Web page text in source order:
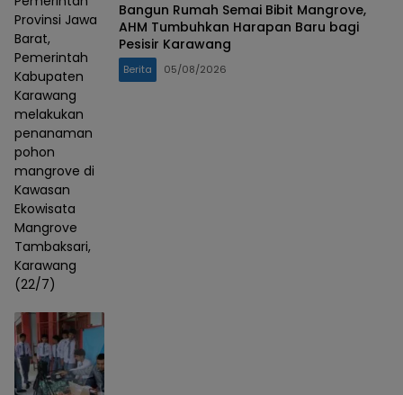
Provinsi Jawa
Barat,
Pemerintah
Kabupaten
Karawang
melakukan
penanaman
pohon
mangrove di
Kawasan
Ekowisata
Mangrove
Tambaksari,
Karawang
(22/7)
Bangun Rumah Semai Bibit Mangrove,
AHM Tumbuhkan Harapan Baru bagi
Pesisir Karawang
Berita 05/08/2026